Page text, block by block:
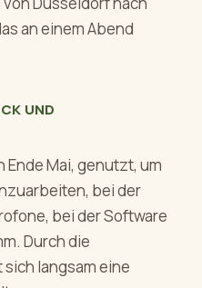
an einem Abend
UND
Ende Mai, genutzt, um
bei der
bei der Software
Durch die
langsam eine